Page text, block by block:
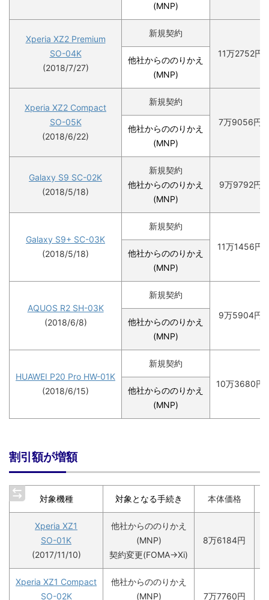
(MNP)
Xperia XZ2 Premium
SO-04K
(2018/7/27)
新規契約
11万2752円
他社からののりかえ
(MNP)
Xperia XZ2 Compact
SO-05K
(2018/6/22)
新規契約
7万9056円
他社からののりかえ
(MNP)
Galaxy S9 SC-02K
(2018/5/18)
新規契約
他社からののりかえ
(MNP)
9万9792円
Galaxy S9+ SC-03K
(2018/5/18)
新規契約
11万1456円
他社からののりかえ
(MNP)
AQUOS R2 SH-03K
(2018/6/8)
新規契約
9万5904円
他社からののりかえ
(MNP)
HUAWEI P20 Pro HW-01K
(2018/6/15)
新規契約
10万3680円
他社からののりかえ
(MNP)
割引額が増額
対象機種 対象となる手続き 本体価格
Xperia XZ1
SO-01K
(2017/11/10)
他社からののりかえ
(MNP)
契約変更(FOMA→Xi)
8万6184円
Xperia XZ1 Compact
SO-02K
他社からののりかえ
(MNP)
7万7760円